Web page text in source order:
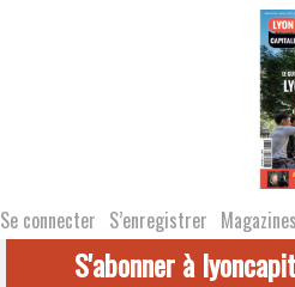
Se connecter S’enregistrer Magazines
S'abonner à